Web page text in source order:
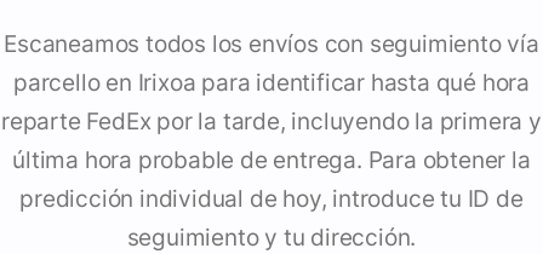
Escaneamos todos los envíos con seguimiento vía
parcello en Irixoa para identificar hasta qué hora
reparte FedEx por la tarde, incluyendo la primera y
última hora probable de entrega. Para obtener la
predicción individual de hoy, introduce tu ID de
seguimiento y tu dirección.